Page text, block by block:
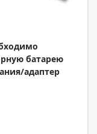
батарею
адаптер